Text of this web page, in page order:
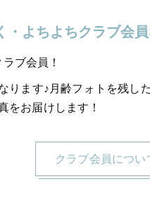
・よちよちクラブ会
ブ会員！
ます♪月齢フォトを残
をお届けします！
クラブ会員につい